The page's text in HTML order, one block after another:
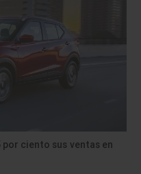
por ciento sus ventas en